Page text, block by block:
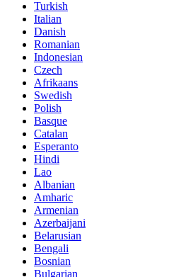
Turkish
Italian
Danish
Romanian
Indonesian
Czech
Afrikaans
Swedish
Polish
Basque
Catalan
Esperanto
Hindi
Lao
Albanian
Amharic
Armenian
Azerbaijani
Belarusian
Bengali
Bosnian
Bulgarian